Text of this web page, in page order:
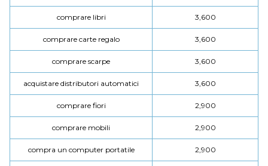
comprare libri 3,600
comprare carte regalo 3,600
comprare scarpe 3,600
acquistare distributori automatici 3,600
comprare fiori 2,900
comprare mobili 2,900
compra un computer portatile 2,900